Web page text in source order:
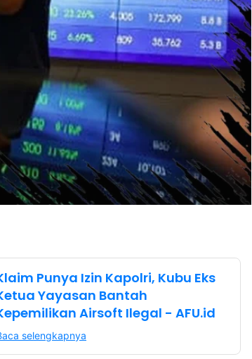
Punya Izin Kapolri, Kubu Eks
Yayasan Bantah
Airsoft Ilegal - AFU.id
selengkapnya